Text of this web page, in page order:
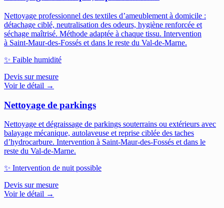
Nettoyage professionnel des textiles d’ameublement à domicile :
détachage ciblé, neutralisation des odeurs, hygiène renforcée et
séchage maîtrisé. Méthode adaptée à chaque tissu. Intervention
à Saint-Maur-des-Fossés et dans le reste du Val-de-Marne.
✨ Faible humidité
Devis sur mesure
Voir le détail →
Nettoyage de parkings
Nettoyage et dégraissage de parkings souterrains ou extérieurs avec
balayage mécanique, autolaveuse et reprise ciblée des taches
d’hydrocarbure. Intervention à Saint-Maur-des-Fossés et dans le
reste du Val-de-Marne.
✨ Intervention de nuit possible
Devis sur mesure
Voir le détail →